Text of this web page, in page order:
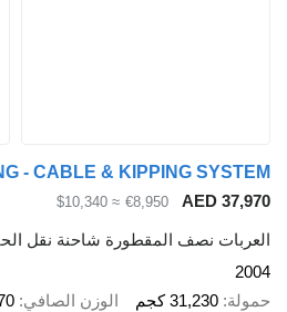
AED
€8,950
≈ $10,340
نصف المقطورة شاحنة نقل الحاويات
31,230 كجم الوزن الصافي 6,770 كجم